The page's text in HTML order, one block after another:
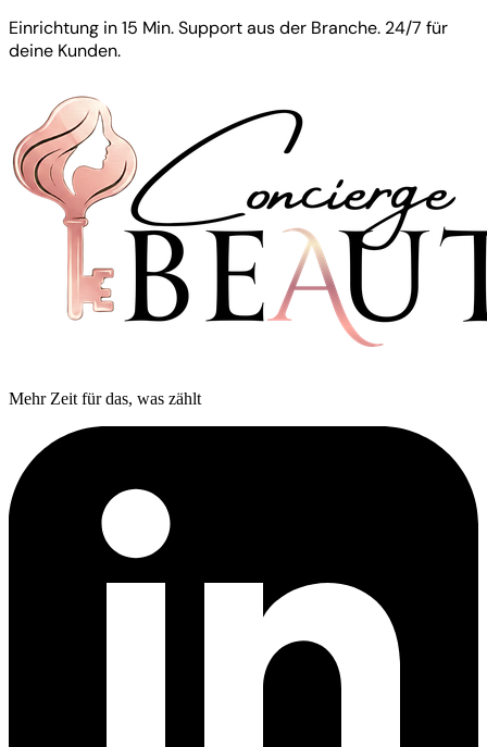
Einrichtung in 15 Min. Support aus der Branche. 24/7 für
deine Kunden.
Mehr Zeit für das, was zählt